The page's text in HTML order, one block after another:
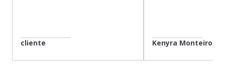
cliente Kenyra Monteiro